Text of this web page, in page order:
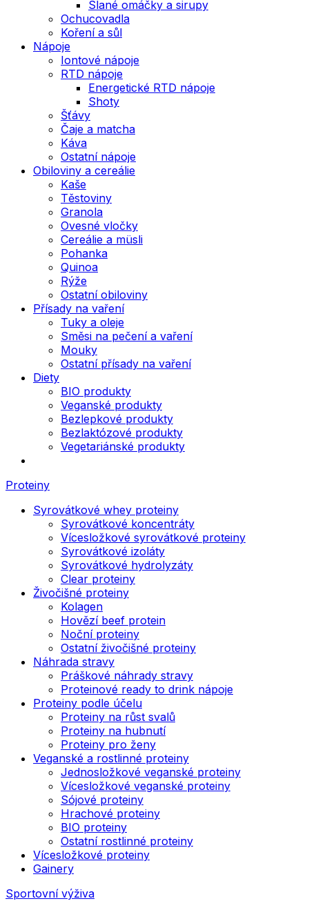
Slané omáčky a sirupy
Ochucovadla
Koření a sůl
Nápoje
Iontové nápoje
RTD nápoje
Energetické RTD nápoje
Shoty
Šťávy
Čaje a matcha
Káva
Ostatní nápoje
Obiloviny a cereálie
Kaše
Těstoviny
Granola
Ovesné vločky
Cereálie a müsli
Pohanka
Quinoa
Rýže
Ostatní obiloviny
Přísady na vaření
Tuky a oleje
Směsi na pečení a vaření
Mouky
Ostatní přísady na vaření
Diety
BIO produkty
Veganské produkty
Bezlepkové produkty
Bezlaktózové produkty
Vegetariánské produkty
Proteiny
Syrovátkové whey proteiny
Syrovátkové koncentráty
Vícesložkové syrovátkové proteiny
Syrovátkové izoláty
Syrovátkové hydrolyzáty
Clear proteiny
Živočišné proteiny
Kolagen
Hovězí beef protein
Noční proteiny
Ostatní živočišné proteiny
Náhrada stravy
Práškové náhrady stravy
Proteinové ready to drink nápoje
Proteiny podle účelu
Proteiny na růst svalů
Proteiny na hubnutí
Proteiny pro ženy
Veganské a rostlinné proteiny
Jednosložkové veganské proteiny
Vícesložkové veganské proteiny
Sójové proteiny
Hrachové proteiny
BIO proteiny
Ostatní rostlinné proteiny
Vícesložkové proteiny
Gainery
Sportovní výživa